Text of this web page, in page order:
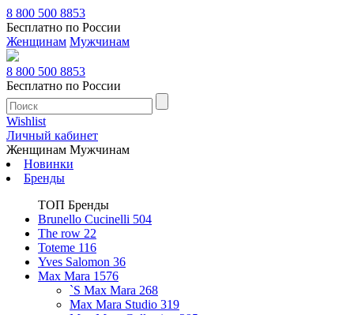
8 800 500 8853
Бесплатно по России
Женщинам Мужчинам
8 800 500 8853
Бесплатно по России
Wishlist
Личный кабинет
Женщинам Мужчинам
Новинки
Бренды
ТОП Бренды
Brunello Cucinelli 504
The row 22
Toteme 116
Yves Salomon 36
Max Mara 1576
`S Max Mara 268
Max Mara Studio 319